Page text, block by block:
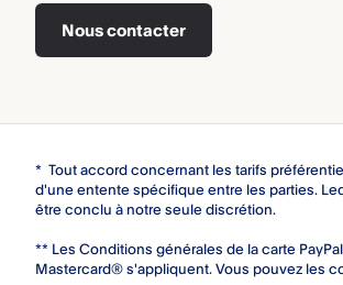
Nous contacter
* Tout accord concernant les tarifs
d'une entente spécifique entre les parties.
être conclu à notre seule discrétion.
** Les Conditions générales de la carte
Mastercard® s'appliquent. Vous pouvez les